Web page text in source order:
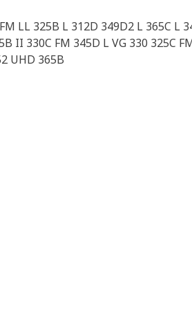
LL 325B L 312D 349D2 L 365C L
II 330C FM 345D L VG 330 325C
UHD 365B